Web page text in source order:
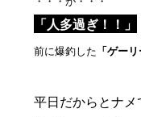
「人多過ぎ！！」
前に爆釣した 「ゲー
平日だからとナメ